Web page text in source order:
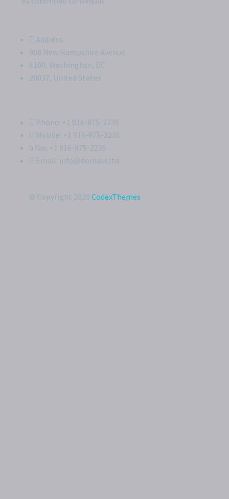
Address:
908 New Hampshire Avenue
#100, Washington, DC
20037, United States
Phone: +1 916-875-2235
Mobile: +1 916-875-2235
Fax: +1 916-875-2235
Email: info@domain.ltd
© Copyright 2020 CodexThemes